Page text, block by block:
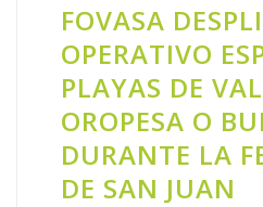
FOVASA
OPERATIVO
PLAYAS DE
OROPESA O
DURANTE LA
DE SAN JUAN